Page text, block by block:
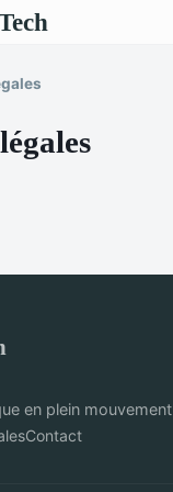
en plein mouvement
Contact